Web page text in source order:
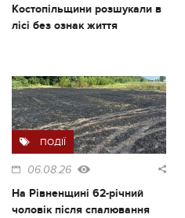
Костопільщини розшукали в
лісі без ознак життя
ПОДІЇ
06.08.26
На Рівненщині 62-річний
чоловік після спалювання